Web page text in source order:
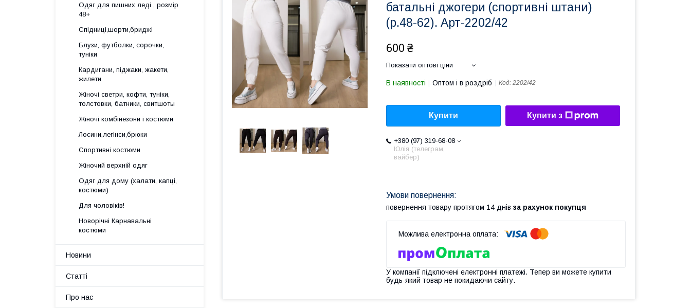
батальні джогери (спортивні штани)
(р.48-62). Арт-2202/42
600 ₴
Показати оптові ціни
В наявності Оптом і в роздріб Код: 2202/42
Купити Купити з
+380 (97) 319-68-08
Юлія (телеграм,
вайбер)
повернення товару протягом 14 днів за рахунок покупця
У компанії підключені електронні платежі. Тепер ви можете купити
будь-який товар не покидаючи сайту.
Одяг для пишних леді , розмір
48+
Спідниці,шорти,бриджі
Блузи, футболки, сорочки,
туніки
Кардигани, піджаки, жакети,
жилети
Жіночі светри, кофти, туніки,
толстовки, батники, свитшоты
Жіночі комбінезони і костюми
Лосини,легінси,брюки
Спортивні костюми
Жіночий верхній одяг
Одяг для дому (халати, капці,
костюми)
Для чоловіків!
Новорічні Карнавальні
костюми
Новини
Статті
Про нас